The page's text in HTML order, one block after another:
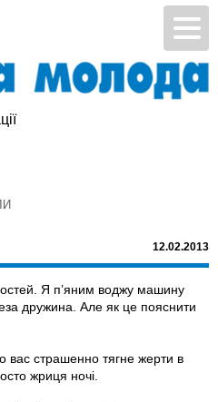
12.02.2013
Я п’яним воджу машину
дружина. Але як це пояснити
вас страшенно тягне жерти в
жриця ночі.